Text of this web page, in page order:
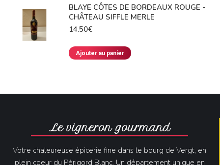
BLAYE CÔTES DE BORDEAUX ROUGE -
CHÂTEAU SIFFLE MERLE
14.50€
Ajouter au panier
Le vigneron gourmand
Votre chaleureuse épicerie fine dans le bourg de Vergt, en
plein coeur du Périgord Blanc. Un département unique en